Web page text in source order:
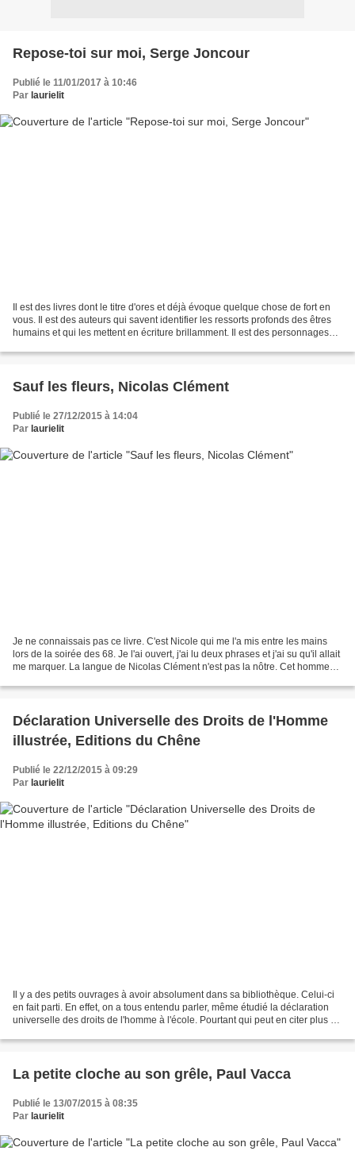
Repose-toi sur moi, Serge Joncour
Publié le 11/01/2017 à 10:46
Par laurielit
Il est des livres dont le titre d'ores et déjà évoque quelque chose de fort en
vous. Il est des auteurs qui savent identifier les ressorts profonds des êtres
humains et qui les mettent en écriture brillamment. Il est des personnages
Sauf les fleurs, Nicolas Clément
Publié le 27/12/2015 à 14:04
Par laurielit
Je ne connaissais pas ce livre. C'est Nicole qui me l'a mis entre les mains
lors de la soirée des 68. Je l'ai ouvert, j'ai lu deux phrases et j'ai su qu'il allait
me marquer. La langue de Nicolas Clément n'est pas la nôtre. Cet homme
Déclaration Universelle des Droits de l'Homme
illustrée, Editions du Chêne
Publié le 22/12/2015 à 09:29
Par laurielit
Il y a des petits ouvrages à avoir absolument dans sa bibliothèque. Celui-ci
en fait parti. En effet, on a tous entendu parler, même étudié la déclaration
universelle des droits de l'homme à l'école. Pourtant qui peut en citer plus de
La petite cloche au son grêle, Paul Vacca
Publié le 13/07/2015 à 08:35
Par laurielit